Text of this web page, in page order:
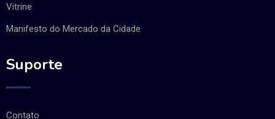
Vitrine
Manifesto do Mercado da Cidade
Suporte
Contato